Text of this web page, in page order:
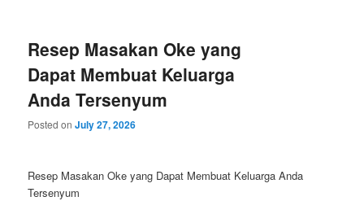
Resep Masakan Oke yang
Dapat Membuat Keluarga
Anda Tersenyum
Posted onJuly 27, 2026
Resep Masakan Oke yang Dapat Membuat Keluarga Anda
Tersenyum